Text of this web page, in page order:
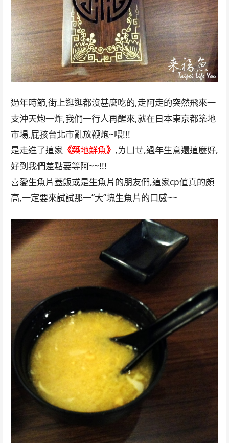
過年時節,街上逛逛都沒甚麼吃的,走阿走的突然飛來一
支沖天炮一炸,我們一行人再醒來,就在日本東京都築地
市場,屁孩台北市亂放鞭炮~喂!!!
是走進了這家 《築地鮮魚》 ,ㄌㄩㄝ,過年生意還這麼好,
好到我們差點要等阿~~!!!
喜愛生魚片蓋飯或是生魚片的朋友們,這家cp值真的頗
高,一定要來試試那一”大”塊生魚片的口感~~